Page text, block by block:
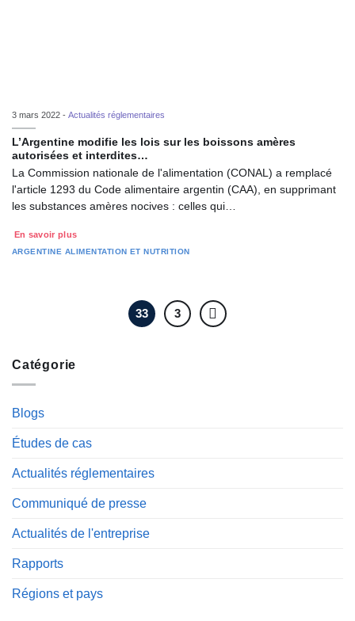
Catégorie
Blogs
Études de cas
Actualités réglementaires
Communiqué de presse
Actualités de l'entreprise
Rapports
Régions et pays
3 mars 2022 - Actualités réglementaires
L’Argentine modifie les lois sur les boissons amères
autorisées et interdites…
La Commission nationale de l'alimentation (CONAL) a remplacé
l'article 1293 du Code alimentaire argentin (CAA), en supprimant
les substances amères nocives : celles qui…
En savoir plus
ARGENTINE ALIMENTATION ET NUTRITION
33 3